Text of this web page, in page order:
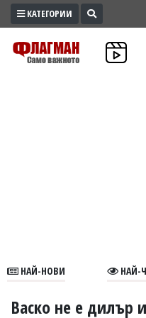
ПРОМО
ЗОНА
В
КАТЕГОРИИ
НАЙ-НОВИ НАЙ-
Васко не е дилър